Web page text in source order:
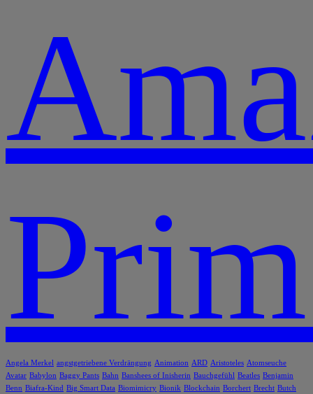
Angela Merkel angstgetriebene Verdrängung Animation ARD Aristoteles Atomseuche
Avatar Babylon Baggy Pants Bahn Banshees of Inisherin Bauchgefühl Beatles Benjamin
Benn Biafra-Kind Big Smart Data Biomimicry Bionik Blockchain Borchert Brecht Butch